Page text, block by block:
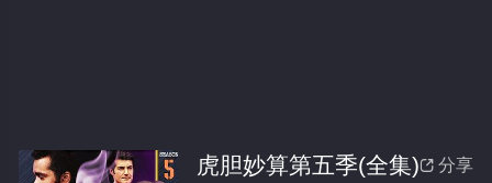
 分享
虎胆妙算第五季(全集)